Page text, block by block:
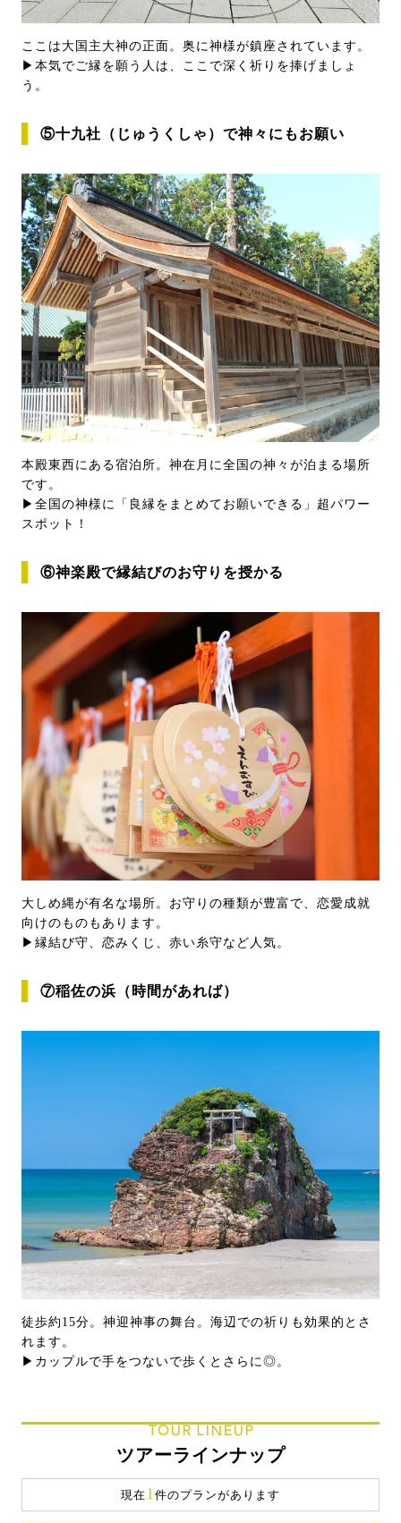
ここは大国主大神の正面。奥に神様が鎮座されています。
▶本気でご縁を願う人は、ここで深く祈りを捧げましょ
う。
⑤十九社（じゅうくしゃ）で神々にもお願い
本殿東西にある宿泊所。神在月に全国の神々が泊まる場所
です。
▶全国の神様に「良縁をまとめてお願いできる」超パワー
スポット！
⑥神楽殿で縁結びのお守りを授かる
大しめ縄が有名な場所。お守りの種類が豊富で、恋愛成就
向けのものもあります。
▶縁結び守、恋みくじ、赤い糸守など人気。
⑦稲佐の浜（時間があれば）
徒歩約15分。神迎神事の舞台。海辺での祈りも効果的とさ
れます。
▶カップルで手をつないで歩くとさらに◎。
TOUR LINEUP
ツアーラインナップ
現在1 件のプランがあります